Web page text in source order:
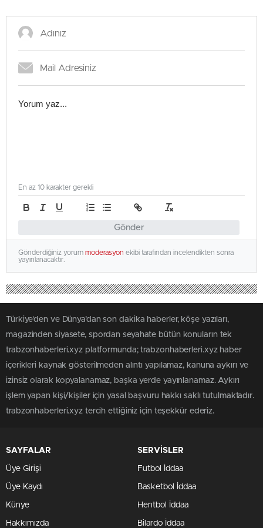
Gönder
En az 10 karakter gerekli
Gönderdiğiniz yorum moderasyon ekibi tarafından incelendikten sonra
yayınlanacaktır.
Türkiye'den ve Dünya’dan son dakika haberler, köşe yazıları,
magazinden siyasete, spordan seyahate bütün konuların tek
trabzonhaberleri.xyz platformunda; trabzonhaberleri.xyz haber
içerikleri kaynak gösterilmeden alıntı yapılamaz, kanuna aykırı ve
izinsiz olarak kopyalanamaz, başka yerde yayınlanamaz. Aykırı
işlem yapan kişi/kişiler için yasal başvuru hakkı saklı tutulmaktadır.
trabzonhaberleri.xyz tercih ettiğiniz için teşekkür ederiz.
SAYFALAR
Üye Girişi
Üye Kaydı
Künye
Hakkımızda
SERVİSLER
Futbol İddaa
Basketbol İddaa
Hentbol İddaa
Bilardo İddaa